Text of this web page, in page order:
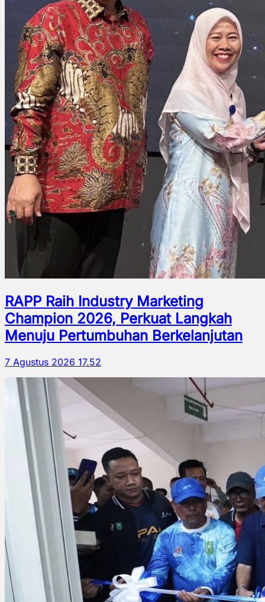
RAPP Raih Industry Marketing
Champion 2026, Perkuat Langkah
Menuju Pertumbuhan Berkelanjutan
7 Agustus 2026 17.52